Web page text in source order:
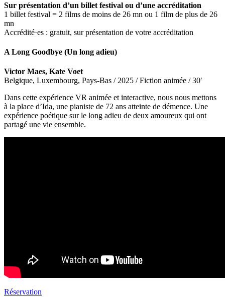
Sur présentation d’un billet festival ou d’une accréditation
1 billet festival = 2 films de moins de 26 mn ou 1 film de plus de 26
mn
Accrédité·es : gratuit, sur présentation de votre accréditation
A Long Goodbye (Un long adieu)
Victor Maes, Kate Voet
Belgique, Luxembourg, Pays-Bas / 2025 / Fiction animée / 30′
Dans cette expérience VR animée et interactive, nous nous mettons
à la place d’Ida, une pianiste de 72 ans atteinte de démence. Une
expérience poétique sur le long adieu de deux amoureux qui ont
partagé une vie ensemble.
Réservation